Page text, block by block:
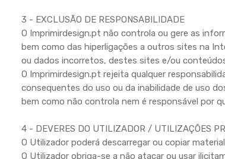
3 - EXCLUSÃO DE RESPONSABILIDADE
O Imprimirdesign.pt não controla ou gere as
bem como das hiperligações a outros sites na
ou dados incorretos, destes sites e/ou
O Imprimirdesign.pt rejeita qualquer
consequentes do uso ou da inabilidade de uso
bem como não controla nem é responsável por
4 - DEVERES DO UTILIZADOR / UTILIZAÇÕES
O Utilizador poderá descarregar ou copiar
O Utilizador obriga-se a não atacar ou usar